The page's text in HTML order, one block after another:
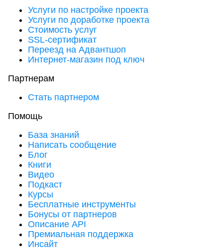
Услуги по настройке проекта
Услуги по доработке проекта
Стоимость услуг
SSL-сертификат
Переезд на Адвантшоп
Интернет-магазин под ключ
Партнерам
Стать партнером
Помощь
База знаний
Написать сообщение
Блог
Книги
Видео
Подкаст
Курсы
Бесплатные инструменты
Бонусы от партнеров
Описание API
Премиальная поддержка
Инсайт